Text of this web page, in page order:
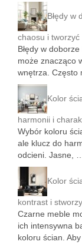
Błędy w
chaosu i
Błędy w
może znacząco
wnętrza. Często
Kolor
harmonii i
Wybór koloru
ale klucz do
odcieni. Jasne, …
Kolor
kontrast i
Czarne meble
ich intensywna
koloru ścian. Aby